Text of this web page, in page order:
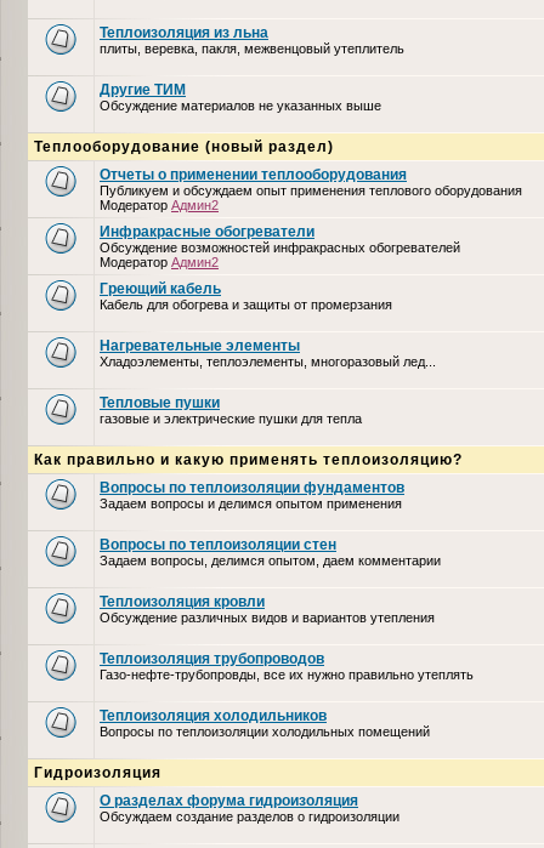
Теплоизоляция из льна
плиты, веревка, пакля, межвенцовый утеплитель
Другие ТИМ
Обсуждение материалов не указанных выше
Теплооборудование (новый раздел)
Отчеты о применении теплооборудования
Публикуем и обсуждаем опыт применения теплового оборудования
Модератор Админ2
Инфракрасные обогреватели
Обсуждение возможностей инфракрасных обогревателей
Модератор Админ2
Греющий кабель
Кабель для обогрева и защиты от промерзания
Нагревательные элементы
Хладоэлементы, теплоэлементы, многоразовый лед...
Тепловые пушки
газовые и электрические пушки для тепла
Как правильно и какую применять теплоизоляцию?
Вопросы по теплоизоляции фундаментов
Задаем вопросы и делимся опытом применения
Вопросы по теплоизоляции стен
Задаем вопросы, делимся опытом, даем комментарии
Теплоизоляция кровли
Обсуждение различных видов и вариантов утепления
Теплоизоляция трубопроводов
Газо-нефте-трубопровды, все их нужно правильно утеплять
Теплоизоляция холодильников
Вопросы по теплоизоляции холодильных помещений
Гидроизоляция
О разделах форума гидроизоляция
Обсуждаем создание разделов о гидроизоляции